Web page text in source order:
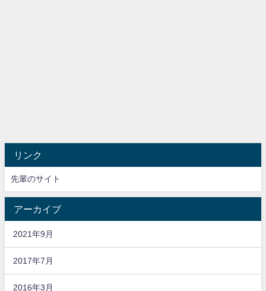
リンク
先輩のサイト
アーカイブ
2021年9月
2017年7月
2016年3月